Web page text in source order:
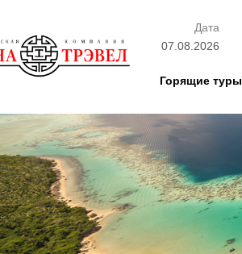
Дата
07.08.2026
Горящие туры